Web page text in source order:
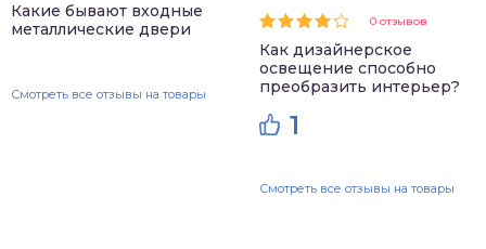
Какие бывают входные
металлические двери
Смотреть все отзывы на товары
0 отзывов
Как дизайнерское
освещение способно
преобразить интерьер?
1
Смотреть все отзывы на товары